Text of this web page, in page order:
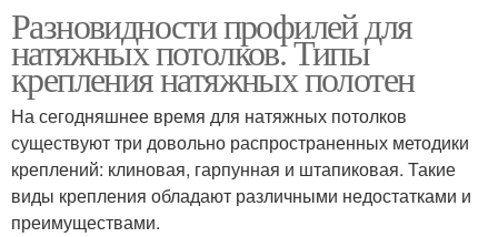
Разновидности профилей для
натяжных потолков. Типы
крепления натяжных полотен
На сегодняшнее время для натяжных потолков
существуют три довольно распространенных методики
креплений: клиновая, гарпунная и штапиковая. Такие
виды крепления обладают различными недостатками и
преимуществами.